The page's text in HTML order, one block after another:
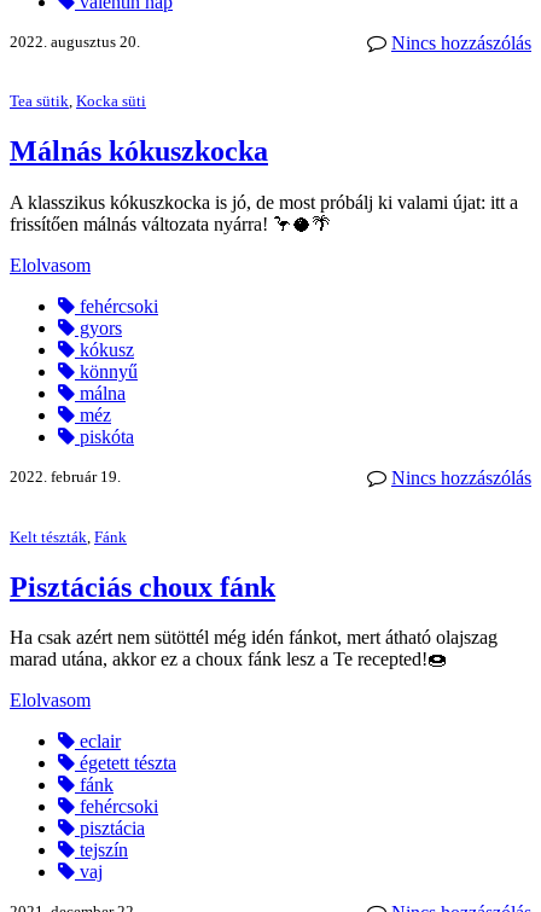
Nincs hozzászólás
2022. augusztus 20.
Tea sütik, Kocka süti
Málnás kókuszkocka
A klasszikus kókuszkocka is jó, de most próbálj ki valami újat: itt a
frissítően málnás változata nyárra! 🦩🥥🌴
Elolvasom
fehércsoki
gyors
kókusz
könnyű
málna
méz
piskóta
Nincs hozzászólás
2022. február 19.
Kelt tészták Fánk
Pisztáciás choux fánk
Ha csak azért nem sütöttél még idén fánkot, mert átható olajszag
marad utána, akkor ez a choux fánk lesz a Te recepted!🍩
Elolvasom
eclair
égetett tészta
fánk
fehércsoki
pisztácia
tejszín
vaj